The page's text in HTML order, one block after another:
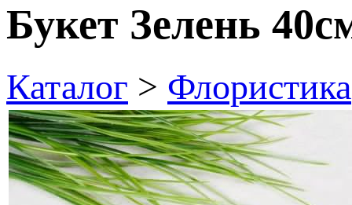
Букет Зелень
Каталог > Флористика